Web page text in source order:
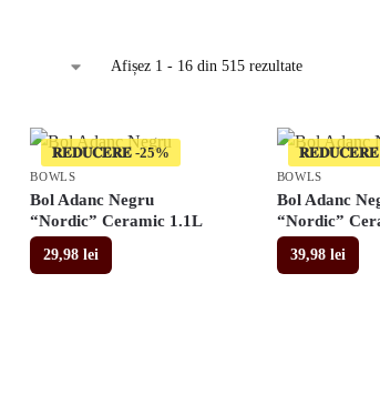
Afișez 1 - 16 din 515 rezultate
𝐑𝐄𝐃𝐔𝐂𝐄𝐑𝐄
BOWLS
Bol Adanc Negru
“Nordic” Ceramic 1.1L
29,98lei
𝐑𝐄𝐃𝐔𝐂𝐄𝐑𝐄
BOWLS
Bol Adanc
“Nordic”
39,98 lei